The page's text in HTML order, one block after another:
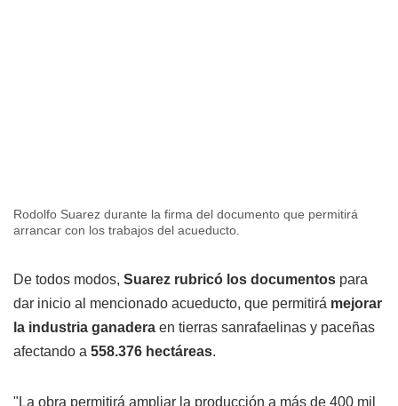
Rodolfo Suarez durante la firma del documento que permitirá
arrancar con los trabajos del acueducto.
De todos modos, Suarez rubricó los documentos para
dar inicio al mencionado acueducto, que permitirá mejorar
la industria ganadera en tierras sanrafaelinas y paceñas
afectando a 558.376 hectáreas.
"La obra permitirá ampliar la producción a más de 400 mil